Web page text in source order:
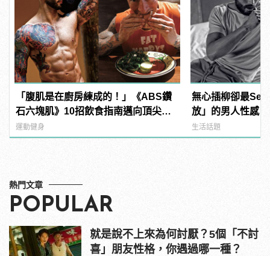
「腹肌是在廚房練成的！」《ABS鑽
石六塊肌》10招飲食指南邁向頂尖腹
肌！
運動健身
無心插柳卻最
放」的男人性感
manfashion這樣
生活話題
熱門文章
POPULAR
就是說不上來為何討厭？5個「不討
喜」朋友性格，你遇過哪一種？